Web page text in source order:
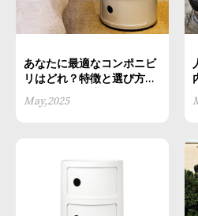
あなたに最適なコンポニビ
リはどれ？特徴と選び方の
ポイントを徹底解説
May,2025